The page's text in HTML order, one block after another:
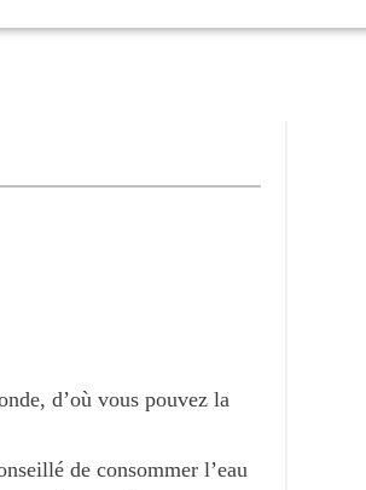
d’où vous pouvez la
de consommer l’eau